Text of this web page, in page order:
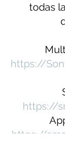
todas
https://
https://
https://